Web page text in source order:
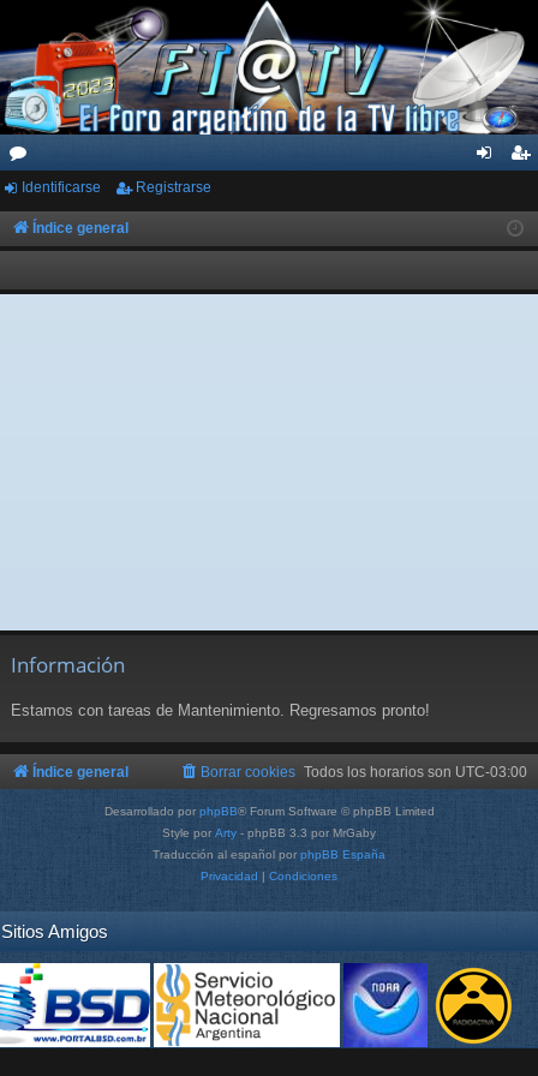
or
os
ar
ist
rs
Identificarse Registrarse
Índice general
Información
Estamos con tareas de Mantenimiento. Regresamos pronto!
Índice general Todos los horarios son UTC-03:00
Borrar cookies
Desarrollado por phpBB® Forum Software © phpBB Limited
Style por Arty - phpBB 3.3 por MrGaby
Traducción al español por phpBB España
Privacidad | Condiciones
Sitios Amigos